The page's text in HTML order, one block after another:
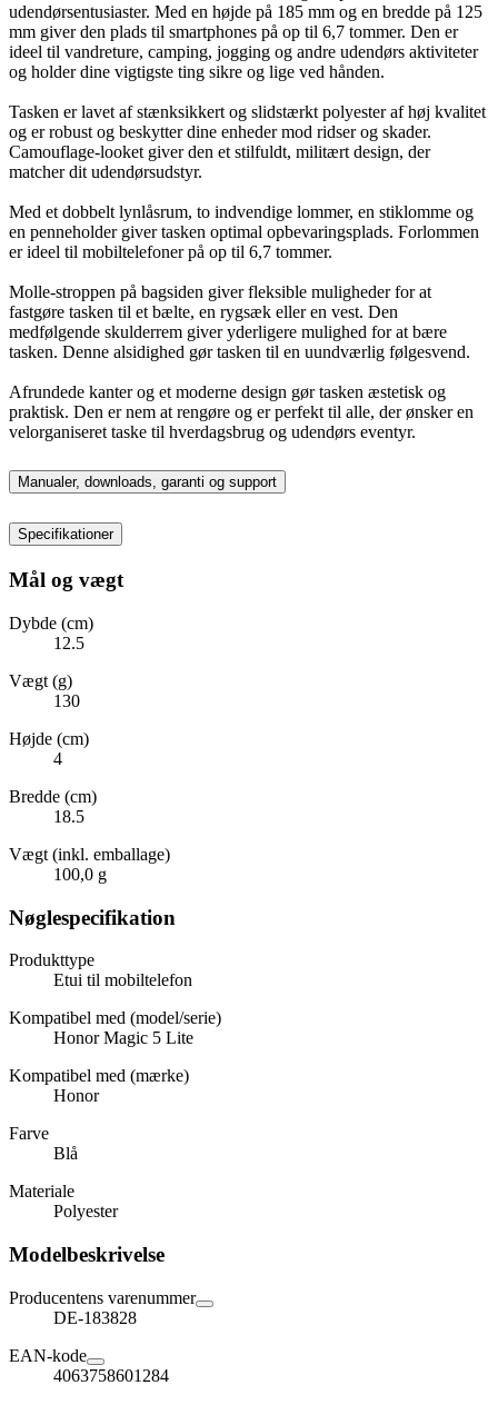
udendørsentusiaster. Med en højde på 185 mm og en bredde på 125
mm giver den plads til smartphones på op til 6,7 tommer. Den er
ideel til vandreture, camping, jogging og andre udendørs aktiviteter
og holder dine vigtigste ting sikre og lige ved hånden.
Tasken er lavet af stænksikkert og slidstærkt polyester af høj kvalitet
og er robust og beskytter dine enheder mod ridser og skader.
Camouflage-looket giver den et stilfuldt, militært design, der
matcher dit udendørsudstyr.
Med et dobbelt lynlåsrum, to indvendige lommer, en stiklomme og
en penneholder giver tasken optimal opbevaringsplads. Forlommen
er ideel til mobiltelefoner på op til 6,7 tommer.
Molle-stroppen på bagsiden giver fleksible muligheder for at
fastgøre tasken til et bælte, en rygsæk eller en vest. Den
medfølgende skulderrem giver yderligere mulighed for at bære
tasken. Denne alsidighed gør tasken til en uundværlig følgesvend.
Afrundede kanter og et moderne design gør tasken æstetisk og
praktisk. Den er nem at rengøre og er perfekt til alle, der ønsker en
velorganiseret taske til hverdagsbrug og udendørs eventyr.
Manualer, downloads, garanti og support
Specifikationer
Mål og vægt
Dybde (cm)
12.5
Vægt (g)
130
Højde (cm)
4
Bredde (cm)
18.5
Vægt (inkl. emballage)
100,0 g
Nøglespecifikation
Produkttype
Etui til mobiltelefon
Kompatibel med (model/serie)
Honor Magic 5 Lite
Kompatibel med (mærke)
Honor
Farve
Blå
Materiale
Polyester
Modelbeskrivelse
Producentens varenummer
DE-183828
EAN-kode
4063758601284